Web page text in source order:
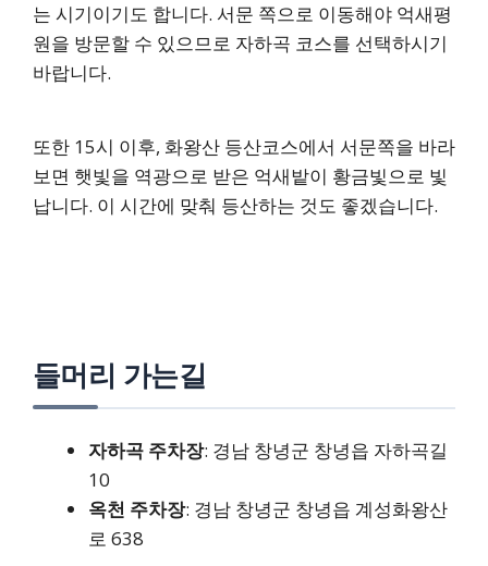
는 시기이기도 합니다. 서문 쪽으로 이동해야 억새평
원을 방문할 수 있으므로 자하곡 코스를 선택하시기
바랍니다.
또한 15시 이후, 화왕산 등산코스에서 서문쪽을 바라
보면 햇빛을 역광으로 받은 억새밭이 황금빛으로 빛
납니다. 이 시간에 맞춰 등산하는 것도 좋겠습니다.
들머리 가는길
자하곡 주차장: 경남 창녕군 창녕읍 자하곡길
10
옥천 주차장: 경남 창녕군 창녕읍 계성화왕산
로 638